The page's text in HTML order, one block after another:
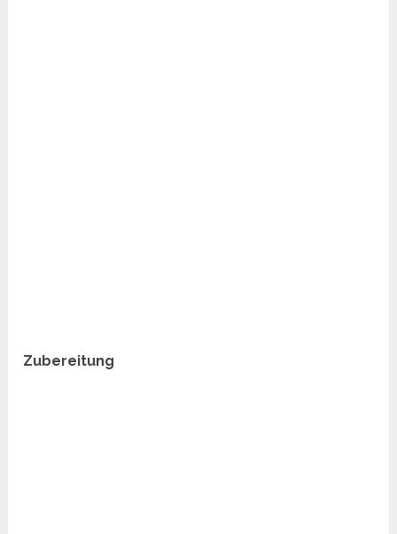
Zubereitung